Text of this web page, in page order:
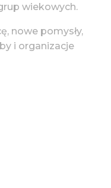
wiekowych.
nowe pomysły,
i organizacje